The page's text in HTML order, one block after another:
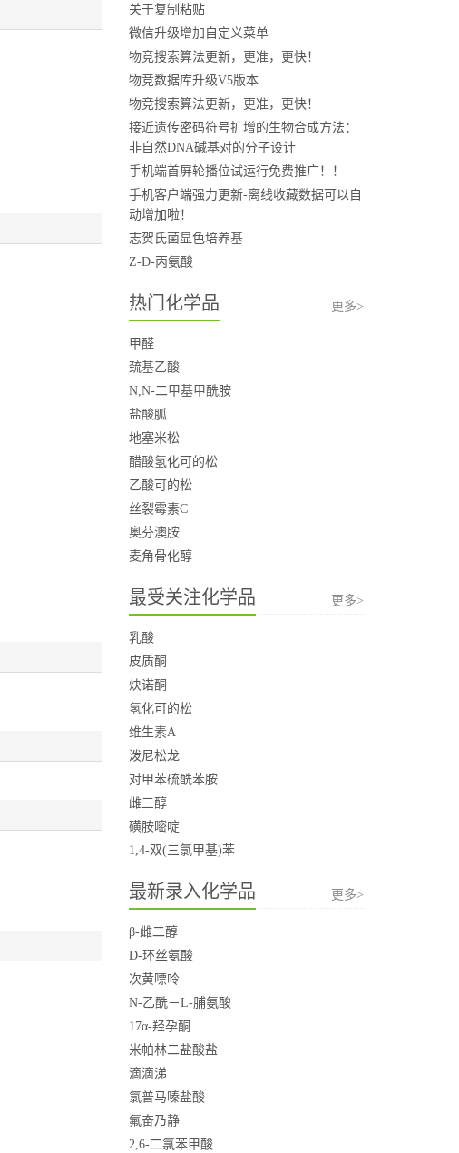
关于复制粘贴
微信升级增加自定义菜单
物竞搜索算法更新，更准，更快！
物竞数据库升级V5版本
物竞搜索算法更新，更准，更快！
接近遗传密码符号扩增的生物合成方法：
非自然DNA碱基对的分子设计
手机端首屏轮播位试运行免费推广！！
手机客户端强力更新-离线收藏数据可以自
动增加啦！
志贺氏菌显色培养基
Z-D-丙氨酸
热门化学品 更多>
甲醛
巯基乙酸
N,N-二甲基甲酰胺
盐酸胍
地塞米松
醋酸氢化可的松
乙酸可的松
丝裂霉素C
奥芬澳胺
麦角骨化醇
最受关注化学品 更多>
乳酸
皮质酮
炔诺酮
氢化可的松
维生素A
泼尼松龙
对甲苯硫酰苯胺
雌三醇
磺胺嘧啶
1,4-双(三氯甲基)苯
最新录入化学品 更多>
β-雌二醇
D-环丝氨酸
次黄嘌呤
N-乙酰－L-脯氨酸
17α-羟孕酮
米帕林二盐酸盐
滴滴涕
氯普马嗪盐酸
氟奋乃静
2,6-二氯苯甲酸